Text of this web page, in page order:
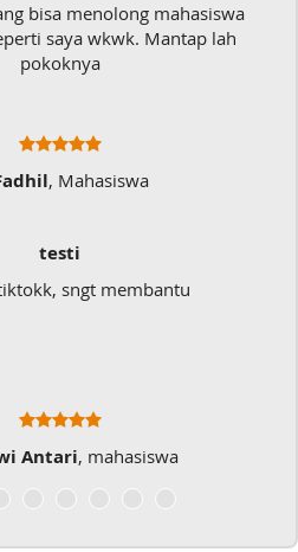
menolong mahasiswa
wkwk. Mantap lah
, Mahasiswa
sngt membantu
, mahasiswa